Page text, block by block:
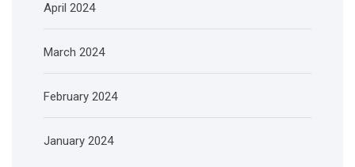
April 2024
March 2024
February 2024
January 2024